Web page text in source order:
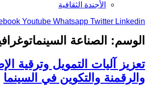
الأجندة الثقافية
Youtube Whatsapp Twitter Linkedin
الوسم:
الصناعة
تعزيز آليات التمويل وترقية
والرقمنة والتكوين في السينما